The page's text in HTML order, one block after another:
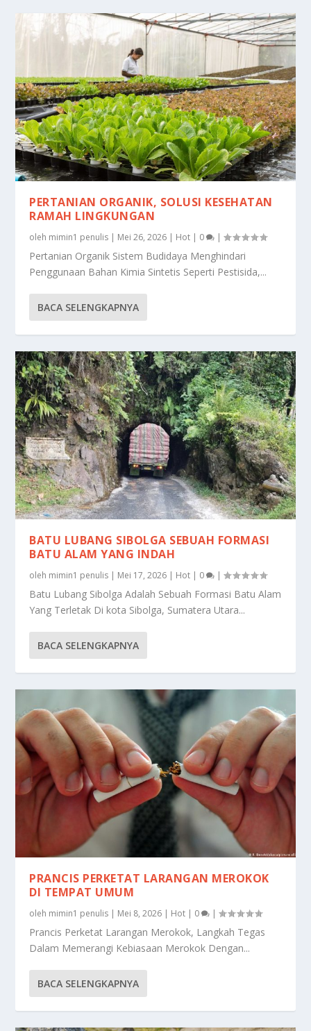
PERTANIAN ORGANIK, SOLUSI KESEHATAN
RAMAH LINGKUNGAN
oleh mimin1 penulis | Mei 26, 2026 | Hot | 0 |
Pertanian Organik Sistem Budidaya Menghindari
Penggunaan Bahan Kimia Sintetis Seperti Pestisida,...
BACA SELENGKAPNYA
BATU LUBANG SIBOLGA SEBUAH FORMASI
BATU ALAM YANG INDAH
oleh mimin1 penulis | Mei 17, 2026 | Hot | 0 |
Batu Lubang Sibolga Adalah Sebuah Formasi Batu Alam
Yang Terletak Di kota Sibolga, Sumatera Utara...
BACA SELENGKAPNYA
PRANCIS PERKETAT LARANGAN MEROKOK
DI TEMPAT UMUM
oleh mimin1 penulis | Mei 8, 2026 | Hot | 0 |
Prancis Perketat Larangan Merokok, Langkah Tegas
Dalam Memerangi Kebiasaan Merokok Dengan...
BACA SELENGKAPNYA